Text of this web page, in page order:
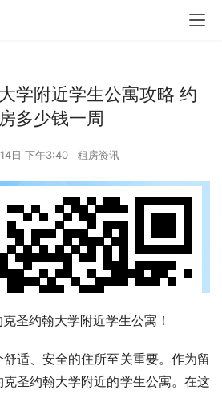
学附近学生公寓攻略 约
多少钱一周
日 下午3:40 租房资讯
圣约翰大学附近学生公寓！
适、安全的住所至关重要。作为留
圣约翰大学附近的学生公寓。在这